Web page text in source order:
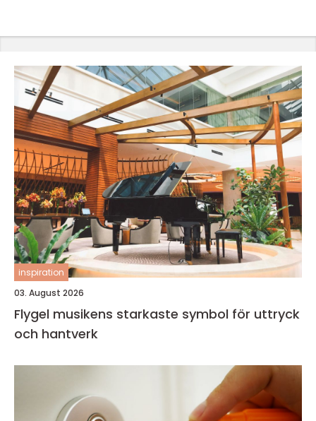
inspiration
03. August 2026
Flygel musikens starkaste symbol för uttryck
och hantverk